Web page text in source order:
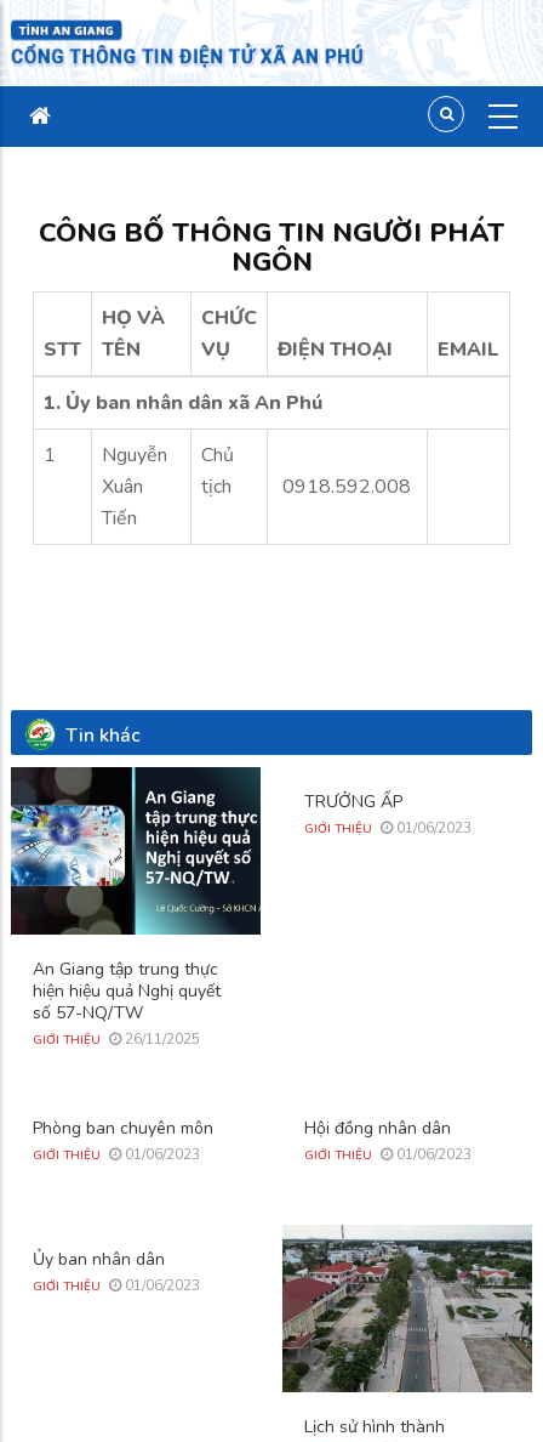
CÔNG BỐ THÔNG TIN NGƯỜI PHÁT
NGÔN
STT
HỌ VÀ
TÊN
CHỨC
VỤ
ĐIỆN THOẠI
EMAIL
1. Ủy ban nhân dân xã An Phú
1
Nguyễn
Xuân
Tiến
Chủ
tịch
0918.592.008
Tin khác
An Giang tập trung thực
hiện hiệu quả Nghị quyết
số 57-NQ/TW
GIỚI THIỆU 26/11/2025
TRƯỞNG ẤP
GIỚI THIỆU 01/06/2023
Phòng ban chuyên môn
GIỚI THIỆU 01/06/2023
Hội đồng nhân dân
GIỚI THIỆU 01/06/2023
Ủy ban nhân dân
GIỚI THIỆU 01/06/2023
Lịch sử hình thành